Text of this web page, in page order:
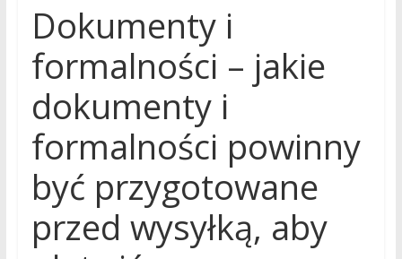
Dokumenty i
formalności – jakie
dokumenty i
formalności powinny
być przygotowane
przed wysyłką, aby